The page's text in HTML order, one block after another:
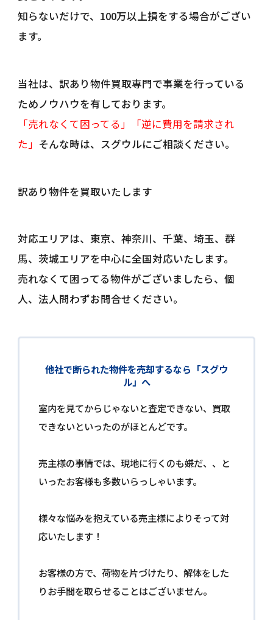
知らないだけで、100万以上損をする場合がござい
ます。
当社は、訳あり物件買取専門で事業を行っている
ためノウハウを有しております。
「売れなくて困ってる」「逆に費用を請求され
た」 そんな時は、スグウルにご相談ください。
訳あり物件を買取いたします
対応エリアは、東京、神奈川、千葉、埼玉、群
馬、茨城エリアを中心に全国対応いたします。
売れなくて困ってる物件がございましたら、個
人、法人問わずお問合せください。
他社で断られた物件を売却するなら「スグウ
ル」へ
室内を見てからじゃないと査定できない、買取
できないといったのがほとんどです。
売主様の事情では、現地に行くのも嫌だ、、と
いったお客様も多数いらっしゃいます。
様々な悩みを抱えている売主様によりそって対
応いたします！
お客様の方で、荷物を片づけたり、解体をした
りお手間を取らせることはございません。